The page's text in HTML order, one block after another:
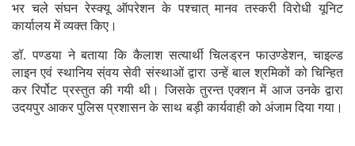
भर चले संघन रेस्क्यू ऑपरेशन के पश्चात् मानव तस्करी विरोधी यूनिट
कार्यालय में व्यक्त किए।
डॉ. पण्डया ने बताया कि कैलाश सत्यार्थी चिलड्रन फाउण्डेशन, चाइल्ड
लाइन एवं स्थानिय स्ंवय सेवी संस्थाओं द्वारा उन्हें बाल श्रमिकों को चिन्हित
कर रिर्पोट प्रस्तुत की गयी थी। जिसके तुरन्त एक्शन में आज उनके द्वारा
उदयपुर आकर पुलिस प्रशासन के साथ बड़ी कार्यवाही को अंजाम दिया गया।